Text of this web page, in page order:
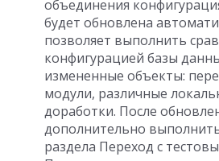
объединения
будет обновлена
позволяет выполнить
конфигурацией базы
измененные объекты:
модули, различные
доработки. После
дополнительно
раздела Переход с